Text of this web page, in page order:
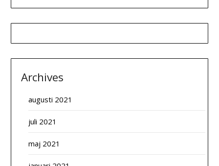
Archives
augusti 2021
juli 2021
maj 2021